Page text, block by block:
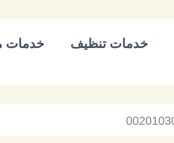
خدمات تنظيف
خدمات